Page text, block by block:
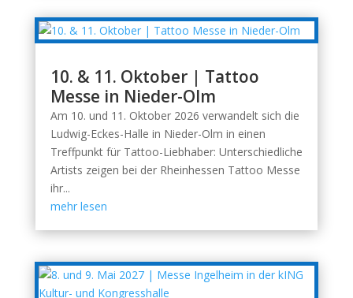
10. & 11. Oktober | Tattoo
Messe in Nieder-Olm
Am 10. und 11. Oktober 2026 verwandelt sich die
Ludwig-Eckes-Halle in Nieder-Olm in einen
Treffpunkt für Tattoo-Liebhaber: Unterschiedliche
Artists zeigen bei der Rheinhessen Tattoo Messe
ihr...
mehr lesen